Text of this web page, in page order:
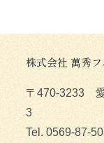
株式会社 萬秀
〒470-3233
3
Tel. 0569-87-